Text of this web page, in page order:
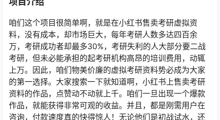
咱们这个项目很简单啊，就是在小红书售卖考研虚拟资
料，没有成本，却市场巨大，每年考研人数多达四百余
万，考研成功者却最多30%，考研失利的人大部分要二战
考研，但未必能承担的起考研机构高昂的培训费用，动辄
上万。因此，咱们物美价廉的虚拟考研资料势必成为大家
的第一选择。大家搜索一下就知道啊，小红书上售卖考研
资料的作品，点赞动不动就上千。咱们一旦出现一个爆款
作品，就能获得非常可观的收益。并且，都是刚需用户在
咨询，付款速度真的快得惊人！无论他们是初战试水，还